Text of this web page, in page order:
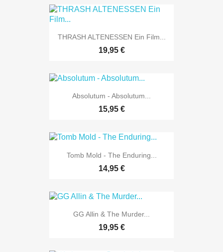
THRASH ALTENESSEN Ein Film...
19,95 €
Absolutum - Absolutum...
15,95 €
Tomb Mold - The Enduring...
14,95 €
GG Allin & The Murder...
19,95 €